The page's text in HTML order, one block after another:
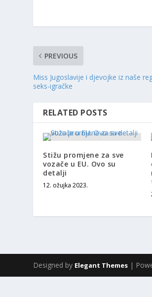
PREVIOUS
Miss Jugoslavije i djevojke iz naše
seks-igračke
RELATED POSTS
Stižu promjene za sve
vozače u EU. Ovo su
detalji
12. ožujka 2023.
Designed by Elegant Themes |